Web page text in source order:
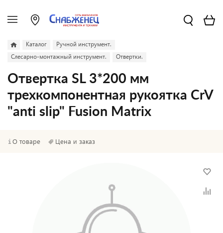
Каталог
Ручной инструмент.
Слесарно-монтажный инструмент.
Отвертки.
Отвертка SL 3*200 мм
трехкомпонентная рукоятка CrV
"anti slip" Fusion Matrix
О товаре Цена и заказ